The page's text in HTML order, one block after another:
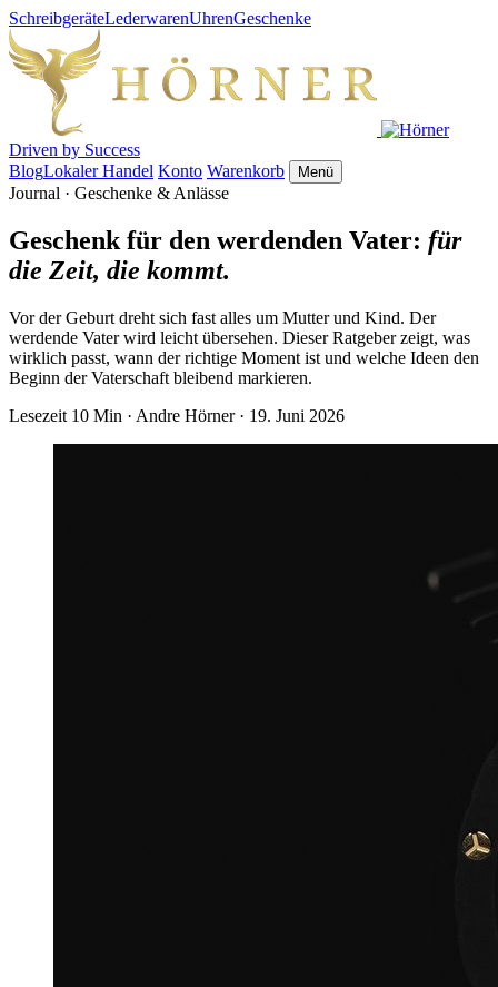
SchreibgeräteLederwarenUhrenGeschenke
Driven by Success
BlogLokaler Handel Konto Warenkorb Menü
Journal · Geschenke & Anlässe
Geschenk für den werdenden Vater: für
die Zeit, die kommt.
Vor der Geburt dreht sich fast alles um Mutter und Kind. Der
werdende Vater wird leicht übersehen. Dieser Ratgeber zeigt, was
wirklich passt, wann der richtige Moment ist und welche Ideen den
Beginn der Vaterschaft bleibend markieren.
Lesezeit 10 Min · Andre Hörner · 19. Juni 2026